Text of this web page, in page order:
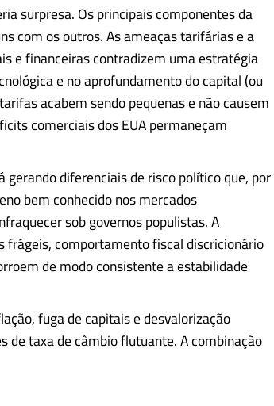
surpresa. Os principais componentes da
com os outros. As ameaças tarifárias e a
e financeiras contradizem uma estratégia
e no aprofundamento do capital (ou
acabem sendo pequenas e não causem
comerciais dos EUA permaneçam
diferenciais de risco político que, por
bem conhecido nos mercados
sob governos populistas. A
comportamento fiscal discricionário
de modo consistente a estabilidade
fuga de capitais e desvalorização
taxa de câmbio flutuante. A combinação